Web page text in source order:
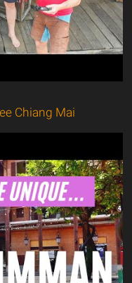
Chiang Mai